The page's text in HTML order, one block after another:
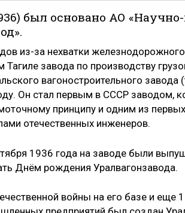
был основано АО
из-за нехватки
завода по производству
вагоностроительного
Он стал первым в СССР заводом,
принципу и одним из
отечественных инженеров.
1936 года на заводе были
Днём рождения Уралвагонзавода.
войны на его базе и еще